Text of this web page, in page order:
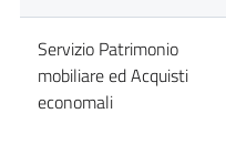
Servizio Patrimonio
mobiliare ed Acquisti
economali